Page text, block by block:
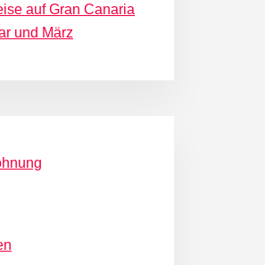
auf Gran Canaria
und März